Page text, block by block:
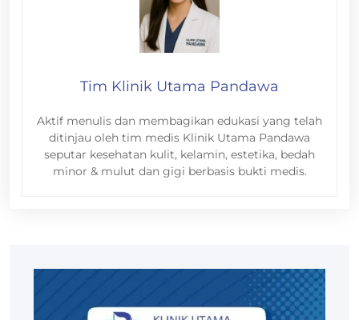
Tim Klinik Utama Pandawa
Aktif menulis dan membagikan edukasi yang telah
ditinjau oleh tim medis Klinik Utama Pandawa
seputar kesehatan kulit, kelamin, estetika, bedah
minor & mulut dan gigi berbasis bukti medis.